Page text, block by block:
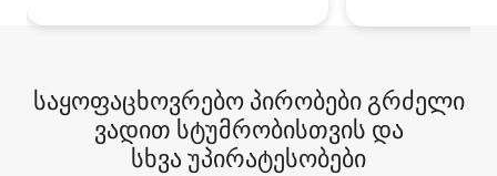
საყოფაცხოვრებო პირობები გრძელი
ვადით სტუმრობისთვის და
სხვა უპირატესობები